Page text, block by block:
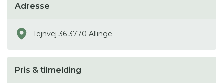
Adresse
Tejnvej 36 3770 Allinge
Pris & tilmelding